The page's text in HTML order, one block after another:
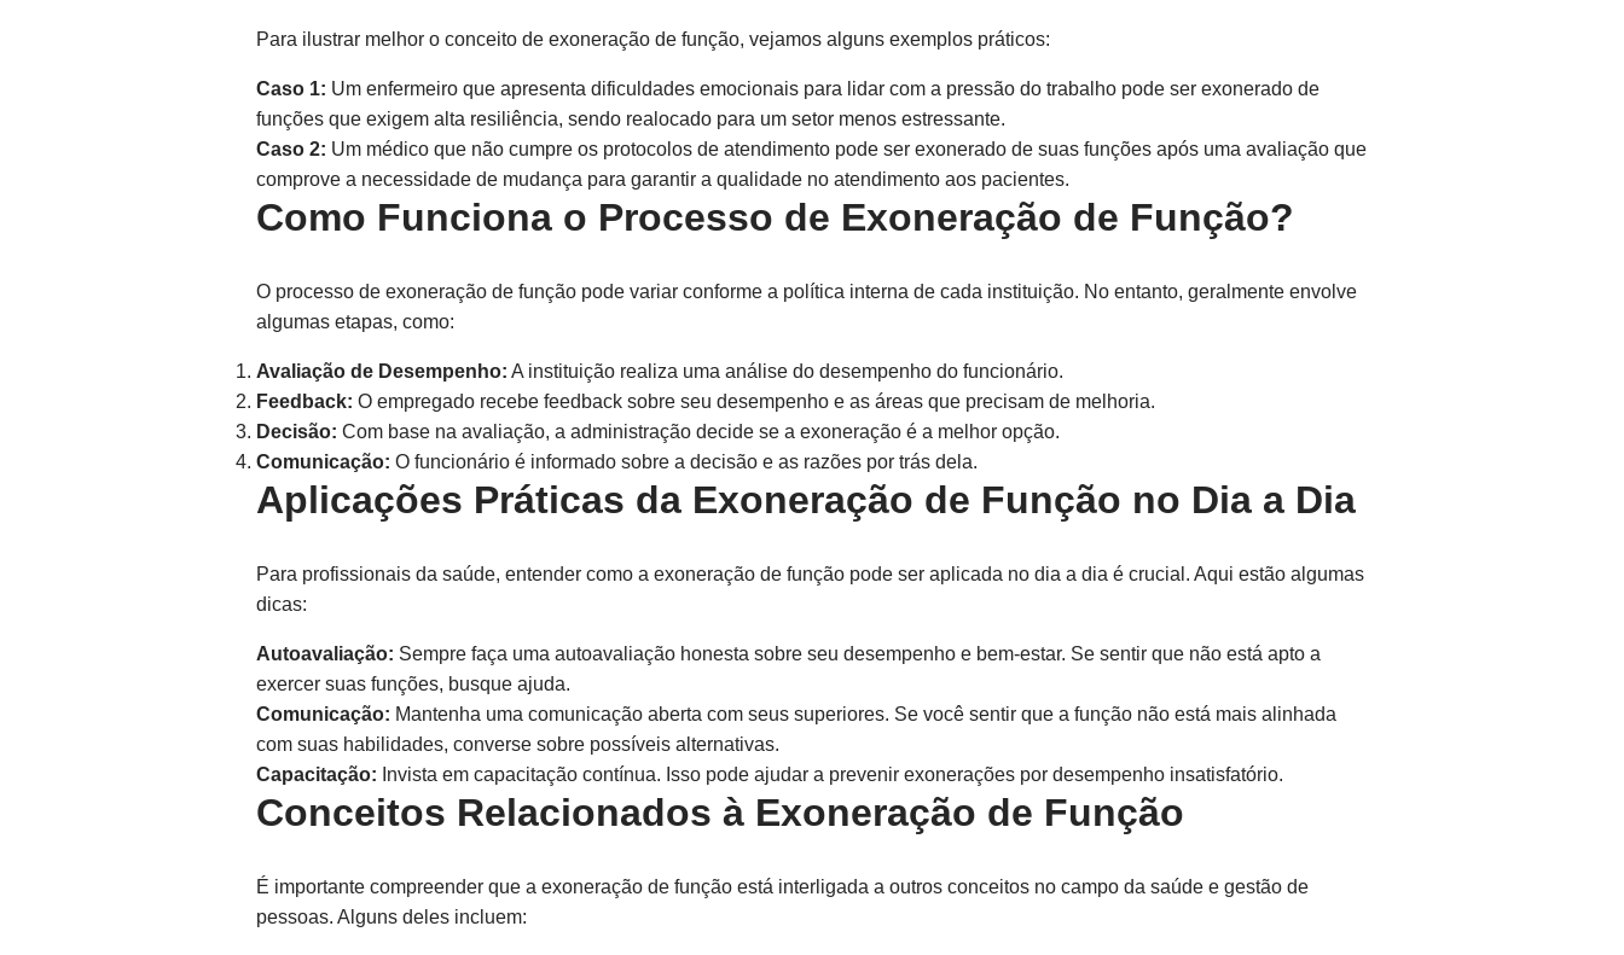
Para ilustrar melhor o conceito de exoneração de função, vejamos alguns exemplos práticos:
Caso 1: Um enfermeiro que apresenta dificuldades emocionais para lidar com a pressão do trabalho pode ser exonerado de
funções que exigem alta resiliência, sendo realocado para um setor menos estressante.
Caso 2: Um médico que não cumpre os protocolos de atendimento pode ser exonerado de suas funções após uma avaliação que
comprove a necessidade de mudança para garantir a qualidade no atendimento aos pacientes.
Como Funciona o Processo de Exoneração de Função?
O processo de exoneração de função pode variar conforme a política interna de cada instituição. No entanto, geralmente envolve
algumas etapas, como:
Avaliação de Desempenho: A instituição realiza uma análise do desempenho do funcionário.
Feedback: O empregado recebe feedback sobre seu desempenho e as áreas que precisam de melhoria.
Decisão: Com base na avaliação, a administração decide se a exoneração é a melhor opção.
Comunicação: O funcionário é informado sobre a decisão e as razões por trás dela.
Aplicações Práticas da Exoneração de Função no Dia a Dia
Para profissionais da saúde, entender como a exoneração de função pode ser aplicada no dia a dia é crucial. Aqui estão algumas
dicas:
Autoavaliação: Sempre faça uma autoavaliação honesta sobre seu desempenho e bem-estar. Se sentir que não está apto a
exercer suas funções, busque ajuda.
Comunicação: Mantenha uma comunicação aberta com seus superiores. Se você sentir que a função não está mais alinhada
com suas habilidades, converse sobre possíveis alternativas.
Capacitação: Invista em capacitação contínua. Isso pode ajudar a prevenir exonerações por desempenho insatisfatório.
Conceitos Relacionados à Exoneração de Função
É importante compreender que a exoneração de função está interligada a outros conceitos no campo da saúde e gestão de
pessoas. Alguns deles incluem: